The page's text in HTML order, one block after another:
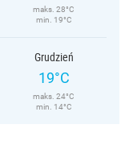
maks. 28°C
min. 19°C
Grudzień
19°C
maks. 24°C
min. 14°C